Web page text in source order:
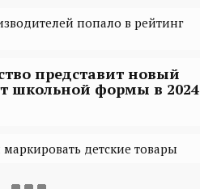
попало в рейтинг
представит новый
школьной формы в 2024
детские товары